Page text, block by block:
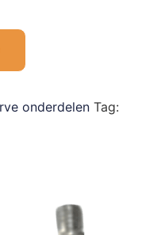
onderdelen Tag: